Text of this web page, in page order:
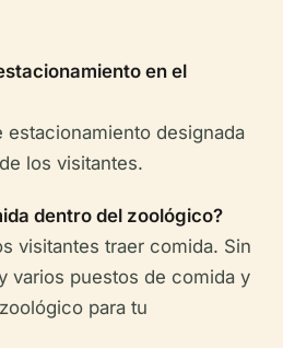
en el
estacionamiento designada
los visitantes.
dentro del zoológico?
visitantes traer comida. Sin
varios puestos de comida y
para tu